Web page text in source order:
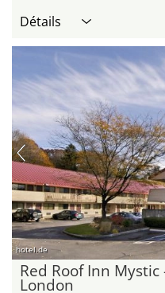
Détails
hotel.de
Red Roof Inn Mystic
London